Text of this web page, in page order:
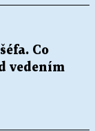
Co
vedením